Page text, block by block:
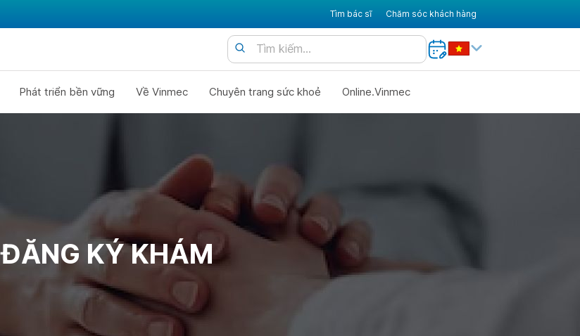
Tìm bác sĩ Chăm sóc khách hàng
Phát triển bền vững Về Vinmec Chuyên trang sức khoẻ Online.Vinmec
ĐĂNG KÝ KHÁM